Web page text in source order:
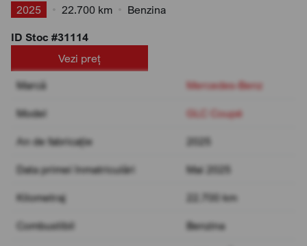
2025 22.700 km
Benzina
ID Stoc #31114
Vezi preț
Marcă
Mercedes-Benz
Model GLC Coupé
An de fabricație 2025
Data primei înmatriculări Mai 2025
Kilometraj 22.700 km
Combustibil Benzina